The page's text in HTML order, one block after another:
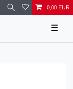
0,00 EUR
☰